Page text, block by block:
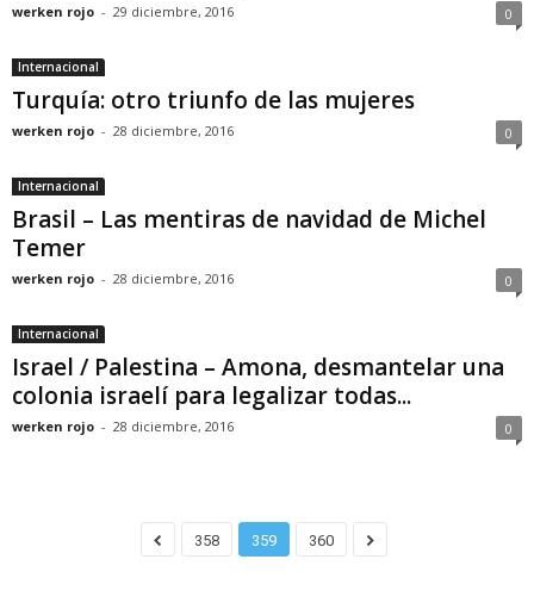
werken rojo - 29 diciembre, 2016 0
Internacional
Turquía: otro triunfo de las mujeres
werken rojo - 28 diciembre, 2016 0
Internacional
Brasil – Las mentiras de navidad de Michel
Temer
werken rojo - 28 diciembre, 2016 0
Internacional
Israel / Palestina – Amona, desmantelar una
colonia israelí para legalizar todas...
werken rojo - 28 diciembre, 2016 0
358 359 360